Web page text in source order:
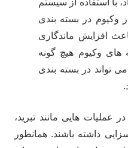
با استفاده از سیستم
وکیوم در بسته بندی
افزایش ماندگاری
های وکیوم هیچ گونه
تواند در بسته بندی
عملیات هایی مانند تبرید،
داشته باشند. همانطور